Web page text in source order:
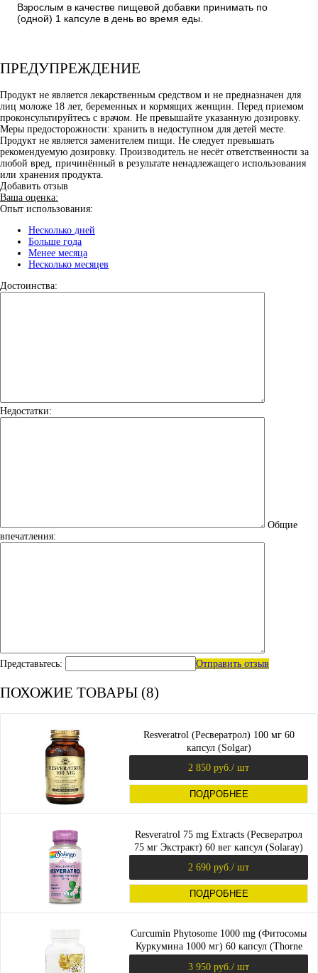
Взрослым в качестве пищевой добавки принимать по
(одной) 1 капсуле в день во время еды.
ПРЕДУПРЕЖДЕНИЕ
Продукт не является лекарственным средством и не предназначен для
лиц моложе 18 лет, беременных и кормящих женщин. Перед приемом
проконсультируйтесь с врачом. Не превышайте указанную дозировку.
Меры предосторожности: хранить в недоступном для детей месте.
Продукт не является заменителем пищи. Не следует превышать
рекомендуемую дозировку. Производитель не несёт ответственности за
любой вред, причинённый в результате ненадлежащего использования
или хранения продукта.
Добавить отзыв
Ваша оценка:
Опыт использования:
Несколько дней
Больше года
Менее месяца
Несколько месяцев
Достоинства:
Недостатки:
Общие
впечатления:
Представьтесь: Отправить отзыв
ПОХОЖИЕ ТОВАРЫ (8)
Resveratrol (Ресвератрол) 100 мг 60
капсул (Solgar)
2 850 руб. / шт
ПОДРОБНЕЕ
Resveratrol 75 mg Extracts (Ресвератрол
75 мг Экстракт) 60 вег капсул (Solaray)
2 690 руб. / шт
ПОДРОБНЕЕ
Curcumin Phytosome 1000 mg (Фитосомы
Куркумина 1000 мг) 60 капсул (Thorne
3 950 руб. / шт